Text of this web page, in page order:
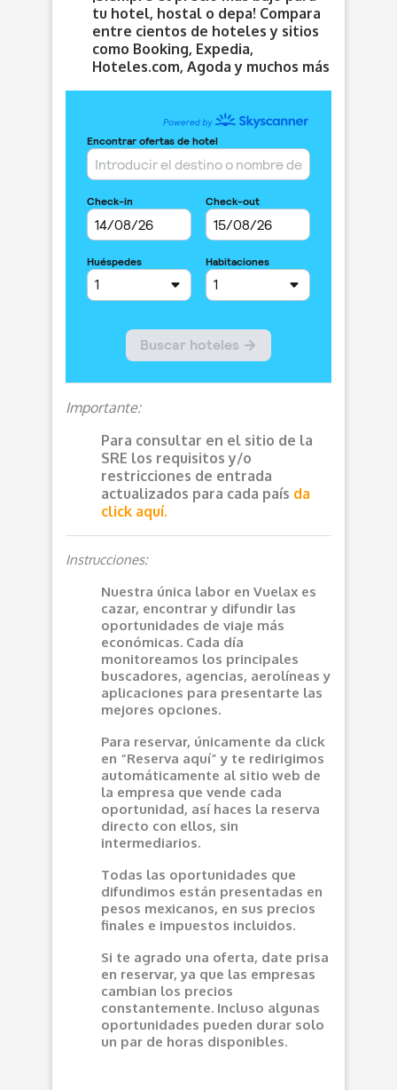
tu hotel, hostal o depa! Compara
entre cientos de hoteles y sitios
como Booking, Expedia,
Hoteles.com, Agoda y muchos más
Importante:
Para consultar en el sitio de la
SRE los requisitos y/o
restricciones de entrada
actualizados para cada país da
click aquí.
Instrucciones:
Nuestra única labor en Vuelax es
cazar, encontrar y difundir las
oportunidades de viaje más
económicas. Cada día
monitoreamos los principales
buscadores, agencias, aerolíneas y
aplicaciones para presentarte las
mejores opciones.
Para reservar, únicamente da click
en “Reserva aquí” y te redirigimos
automáticamente al sitio web de
la empresa que vende cada
oportunidad, así haces la reserva
directo con ellos, sin
intermediarios.
Todas las oportunidades que
difundimos están presentadas en
pesos mexicanos, en sus precios
finales e impuestos incluidos.
Si te agrado una oferta, date prisa
en reservar, ya que las empresas
cambian los precios
constantemente. Incluso algunas
oportunidades pueden durar solo
un par de horas disponibles.